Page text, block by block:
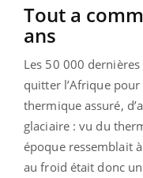
Tout a
ans
Les 50 000
quitter l’Afrique pour
thermique assuré,
glaciaire : vu du
époque ressemblait
au froid était donc